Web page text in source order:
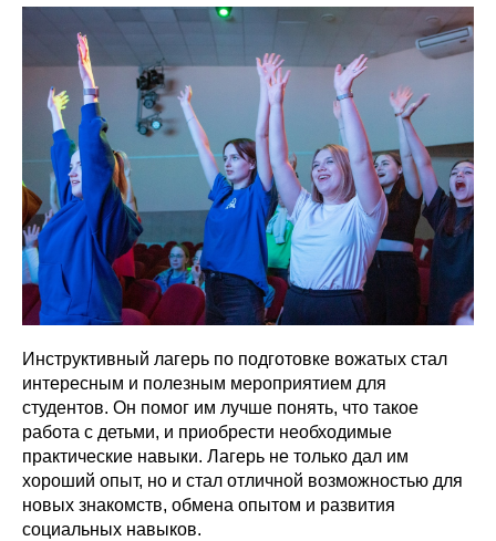
Инструктивный лагерь по подготовке вожатых стал
интересным и полезным мероприятием для
студентов. Он помог им лучше понять, что такое
работа с детьми, и приобрести необходимые
практические навыки. Лагерь не только дал им
хороший опыт, но и стал отличной возможностью для
новых знакомств, обмена опытом и развития
социальных навыков.